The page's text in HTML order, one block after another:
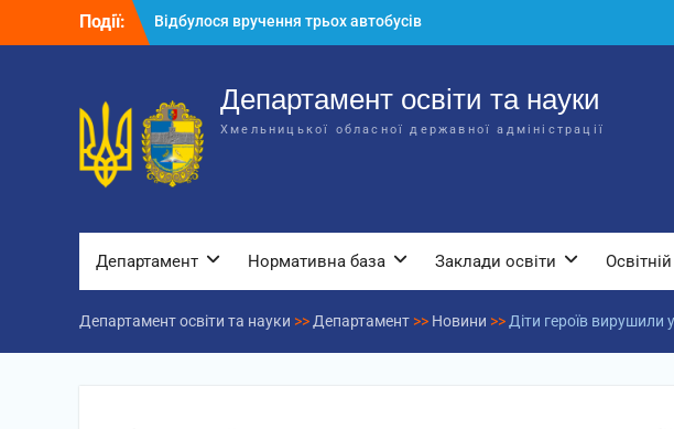
Події:
Відбулося вручення трьох автобусів
для потреб закладів освіти
Департаменту освіти та науки обласної
державної адміністрації
Відбулась обласна нарада для
відповідальних за національно-
патріотичне виховання
Департамент освіти та науки
Хмельницької обласної державної адміністрації
Департамент Нормативна база Заклади освіти
Департамент освіти та науки >> Департамент >> Новини >> Діти героїв вирушили